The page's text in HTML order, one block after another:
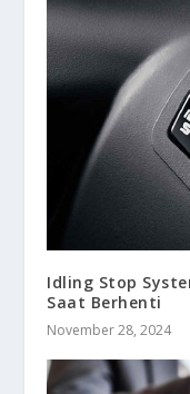
Idling Stop
Saat Berhenti
November 28, 2024